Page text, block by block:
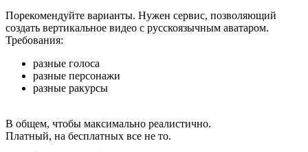
Порекомендуйте варианты. Нужен сервис, позволяющий
создать вертикальное видео с русскоязычным аватаром.
Требования:
разные голоса
разные персонажи
разные ракурсы
В общем, чтобы максимально реалистично.
Платный, на бесплатных все не то.